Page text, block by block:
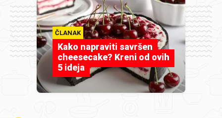
ČLANAK
Kako napraviti savršen
cheesecake? Kreni od ovih
5 ideja